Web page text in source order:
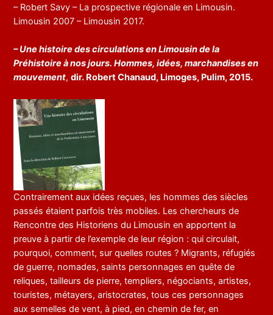
– Robert Savy – La prospective régionale en Limousin.
Limousin 2007 – Limousin 2017.
– Une histoire des circulations en Limousin de la
Préhistoire à nos jours. Hommes, idées, marchandises en
mouvement,dir. Robert Chanaud, Limoges, Pulim, 2015.
Contrairement aux idées reçues, les hommes des siècles
passés étaient parfois très mobiles. Les chercheurs de
Rencontre des Historiens du Limousin en apportent la
preuve à partir de l’exemple de leur région : qui circulait,
pourquoi, comment, sur quelles routes ? Migrants, réfugiés
de guerre, nomades, saints personnages en quête de
reliques, tailleurs de pierre, templiers, négociants, artistes,
touristes, métayers, aristocrates, tous ces personnages
aux semelles de vent, à pied, en chemin de fer, en